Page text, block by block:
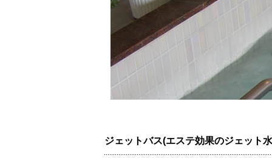
ジェットバス(エステ効果のジェット